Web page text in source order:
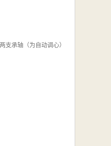
支承轴（为自动调心）